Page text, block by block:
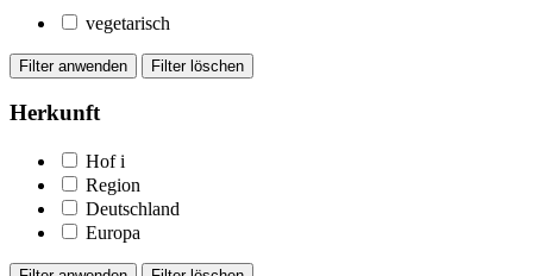
vegetarisch
Herkunft
Hof i
Region
Deutschland
Europa